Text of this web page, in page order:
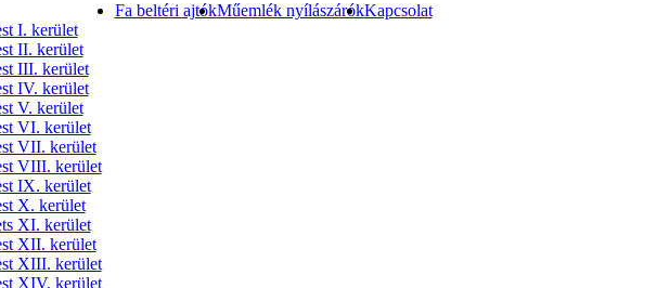
I. kerület
II. kerület
III. kerület
IV. kerület
V. kerület
VI. kerület
VII. kerület
VIII. kerület
IX. kerület
X. kerület
XI. kerület
XII. kerület
XIII. kerület
XIV. kerület
Fa beltéri ajtókMűemlék nyílászárókKapcsolat